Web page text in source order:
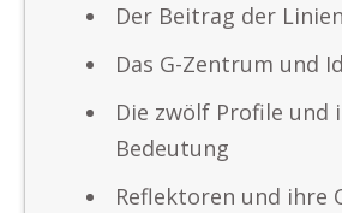
Der Beitrag der
Das G-Zentrum und
Die zwölf Profile und
Bedeutung
Reflektoren und ihre